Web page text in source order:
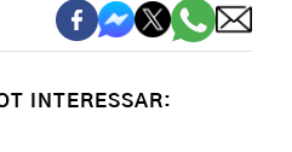
INTERESSAR: